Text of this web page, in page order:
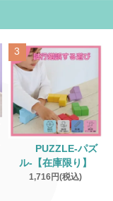
3
PUZZLE‐パズ
ル‐【在庫限り】
1,716円(税込)